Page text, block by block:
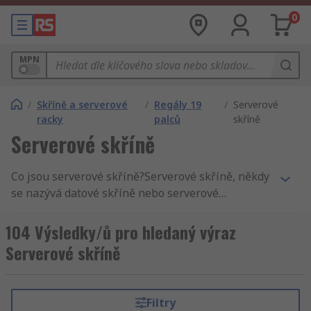
0
MPN
/ Skříně a serverové
racky
/ Regály 19
palců
/ Serverové
skříně
Serverové skříně
Co jsou serverové skříně?Serverové skříně, někdy
se nazývá datové skříně nebo serverové
určené pro montáž do stojanu. Většina z nich
může mít 19” serverové stojany (standardní
velikosti). Serverové skříně a počítačové skříně
počtu stojanů, které chcete připojit, a mohou být
104 Výsledky/ů pro hledaný výraz
Serverové skříně
Filtry